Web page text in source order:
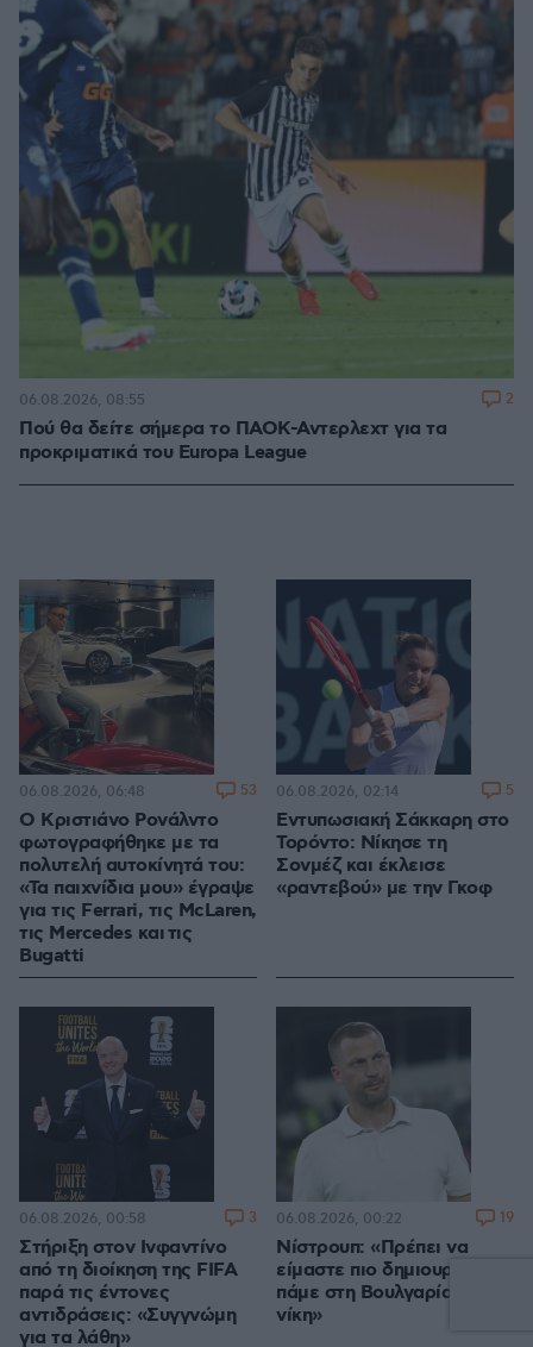
Πού θα δείτε σήμερα το ΠΑΟΚ-Αντερλεχτ για τα
προκριματικά του Europa League
06.08.2026, 08:55 2
Ο Κριστιάνο Ρονάλντο
φωτογραφήθηκε με τα
πολυτελή αυτοκίνητά του:
«Τα παιχνίδια μου» έγραψε
για τις Ferrari, τις McLaren,
τις Mercedes και τις
Bugatti
06.08.2026, 06:48 53
Εντυπωσιακή Σάκκαρη στο
Τορόντο: Νίκησε τη
Σονμέζ και έκλεισε
«ραντεβού» με την Γκοφ
06.08.2026, 02:14 5
Στήριξη στον Ινφαντίνο
από τη διοίκηση της FIFA
παρά τις έντονες
αντιδράσεις: «Συγγνώμη
για τα λάθη»
06.08.2026, 00:58 3
Νίστρουπ: «Πρέπει να
είμαστε πιο δημιουργικοί,
πάμε στη Βουλγαρία για τη
νίκη»
06.08.2026, 00:22 19